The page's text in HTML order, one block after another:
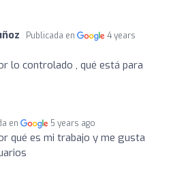
Publicada en
4 years
lo controlado , qué está para
en 5 years ago
qué es mi trabajo y me gusta